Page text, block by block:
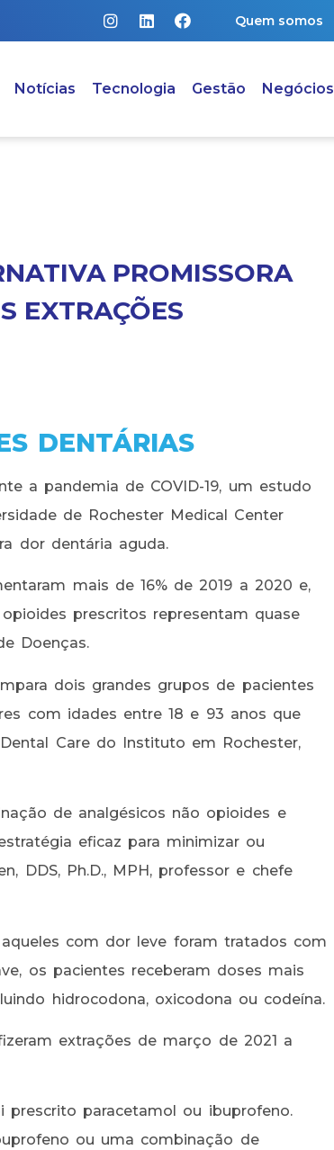
Quem somos
Notícias Tecnologia Gestão Negócios
PROMISSORA
EXTRAÇÕES
DENTÁRIAS
a pandemia de COVID-19, um estudo
de Rochester Medical Center
dor dentária aguda.
mais de 16% de 2019 a 2020 e,
prescritos representam quase
Doenças.
dois grandes grupos de pacientes
com idades entre 18 e 93 anos que
Care do Instituto em Rochester,
de analgésicos não opioides e
eficaz para minimizar ou
DDS, Ph.D., MPH, professor e chefe
com dor leve foram tratados com
os pacientes receberam doses mais
hidrocodona, oxicodona ou codeína.
extrações de março de 2021 a
paracetamol ou ibuprofeno.
ou uma combinação de